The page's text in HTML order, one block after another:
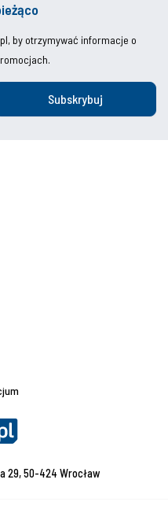
by otrzymywać informacje o
Subskrybuj
29, 50-424 Wrocław